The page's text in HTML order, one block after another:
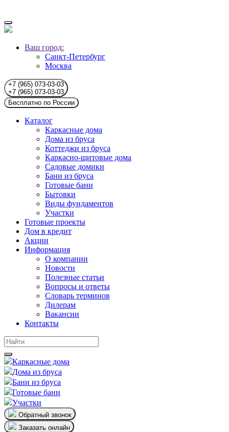
Ваш город:
Санкт-Петербург
Москва
+7 (965) 073-03-03
+7 (965) 073-03-03
Бесплатно по России
Каталог
Каркасные дома
Дома из бруса
Коттеджи из бруса
Каркасно-щитовые дома
Садовые домики
Бани из бруса
Готовые бани
Бытовки
Виды фундаментов
Участки
Готовые проекты
Дом в кредит
Акции
Информация
О компании
Новости
Полезные статьи
Вопросы и ответы
Словарь терминов
Дилерам
Вакансии
Контакты
Каркасные дома
Дома из бруса
Бани из бруса
Готовые бани
Участки
Обратный звонок
Заказать онлайн